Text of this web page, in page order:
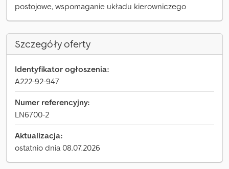
postojowe, wspomaganie układu kierowniczego
Szczegóły oferty
Identyfikator ogłoszenia:
A222-92-947
Numer referencyjny:
LN6700-2
Aktualizacja:
ostatnio dnia 08.07.2026